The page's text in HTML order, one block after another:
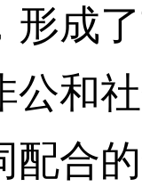
形成
公和
配合